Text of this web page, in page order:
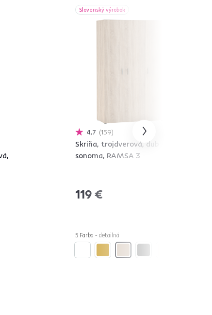
Slovenský výrobok
4,7 159
Skriňa, trojdverová, dub
sonoma, RAMSA 3
119 €
5 Farba - detailná